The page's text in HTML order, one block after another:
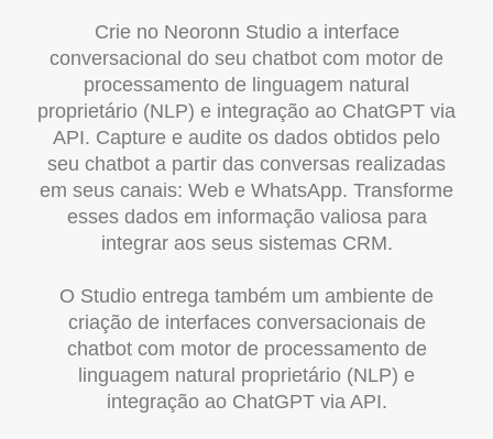
Crie no Neoronn Studio a interface
conversacional do seu chatbot com motor de
processamento de linguagem natural
proprietário (NLP) e integração ao ChatGPT via
API. Capture e audite os dados obtidos pelo
seu chatbot a partir das conversas realizadas
em seus canais: Web e WhatsApp. Transforme
esses dados em informação valiosa para
integrar aos seus sistemas CRM.
O Studio entrega também um ambiente de
criação de interfaces conversacionais de
chatbot com motor de processamento de
linguagem natural proprietário (NLP) e
integração ao ChatGPT via API.